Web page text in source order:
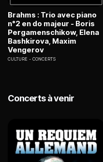
Brahms : Trio avec piano
n°2 en do majeur - Boris
Pergamenschikow, Elena
Bashkirova, Maxim
Vengerov
CULTURE CONCERTS
Concerts à venir